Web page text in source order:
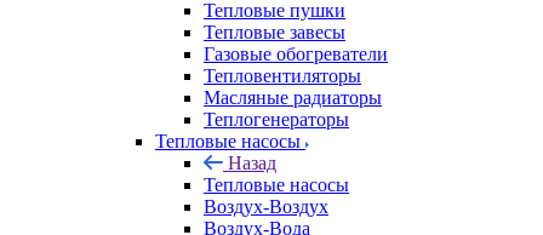
Тепловые пушки
Тепловые завесы
Газовые обогреватели
Тепловентиляторы
Масляные радиаторы
Теплогенераторы
Тепловые насосы
Назад
Тепловые насосы
Воздух-Воздух
Воздух-Вода